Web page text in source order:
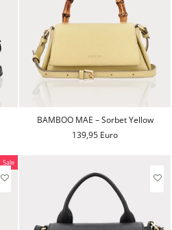
BAMBOO MAE – Sorbet Yellow
139,95 Euro
Sale